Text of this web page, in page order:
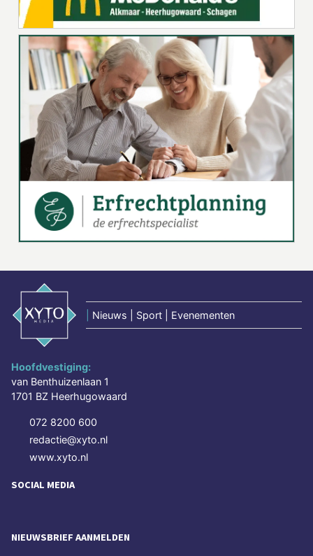
Nieuws | Sport | Evenementen
Hoofdvestiging:
van Benthuizenlaan 1
1701 BZ Heerhugowaard
072 8200 600
redactie@xyto.nl
www.xyto.nl
SOCIAL MEDIA
NIEUWSBRIEF AANMELDEN